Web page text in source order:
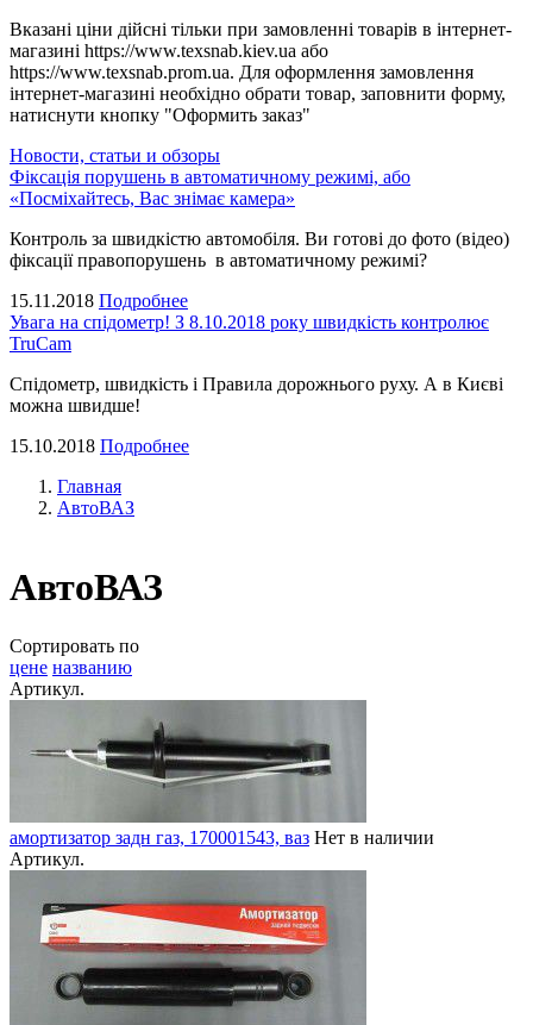
Вказані ціни дійсні тільки при замовленні товарів в інтернет-
магазині https://www.texsnab.kiev.ua або
https://www.texsnab.prom.ua. Для оформлення замовлення
інтернет-магазині необхідно обрати товар, заповнити форму,
натиснути кнопку "Оформить заказ"
Новости, статьи и обзоры
Фіксація порушень в автоматичному режимі, або
«Посміхайтесь, Вас знімає камера»
Контроль за швидкістю автомобіля. Ви готові до фото (відео)
фіксації правопорушень в автоматичному режимі?
15.11.2018 Подробнее
Увага на спідометр! З 8.10.2018 року швидкість контролює
TruCam
Спідометр, швидкість і Правила дорожнього руху. А в Києві
можна швидше!
15.10.2018 Подробнее
Главная
АвтоВАЗ
АвтоВАЗ
Сортировать по
цене названию
Артикул.
амортизатор задн газ, 170001543, ваз Нет в наличии
Артикул.